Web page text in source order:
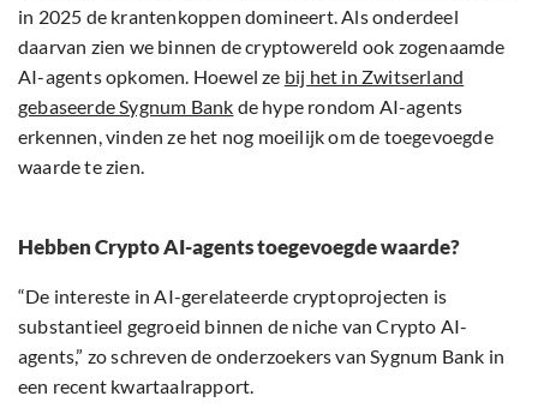
in 2025 de krantenkoppen domineert. Als onderdeel
daarvan zien we binnen de cryptowereld ook zogenaamde
AI-agents opkomen. Hoewel ze bij het in Zwitserland
gebaseerde Sygnum Bank de hype rondom AI-agents
erkennen, vinden ze het nog moeilijk om de toegevoegde
waarde te zien.
Hebben Crypto AI-agents toegevoegde waarde?
“De intereste in AI-gerelateerde cryptoprojecten is
substantieel gegroeid binnen de niche van Crypto AI-
agents,” zo schreven de onderzoekers van Sygnum Bank in
een recent kwartaalrapport.